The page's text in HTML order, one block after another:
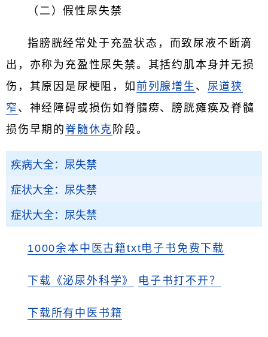
（二）假性尿失禁
指膀胱经常处于充盈状态，而致尿液不断滴
出，亦称为充盈性尿失禁。其括约肌本身并无损
伤，其原因是尿梗阻，如 前列腺增生 、 尿道狭
窄 、神经障碍或损伤如脊髓痨、膀胱瘫痪及脊髓
损伤早期的脊髓休克 阶段。
疾病大全：尿失禁
症状大全：尿失禁
症状大全：尿失禁
1000余本中医古籍txt电子书免费下载
下载《泌尿外科学》 电子书打不开？
下载所有中医书籍